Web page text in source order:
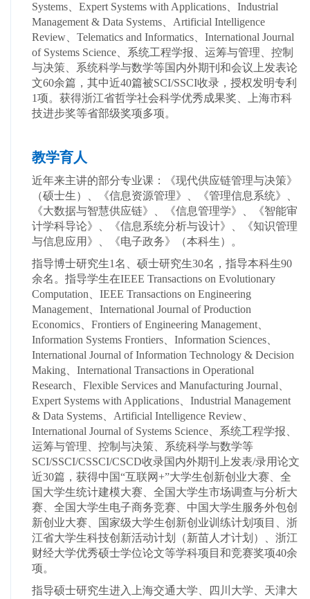
Systems、Expert Systems with Applications、Industrial
Management & Data Systems、Artificial Intelligence
Review、Telematics and Informatics、International Journal
of Systems Science、系统工程学报、运筹与管理、控制
与决策、系统科学与数学等国内外期刊和会议上发表论
文60余篇，其中近40篇被SCI/SSCI收录，授权发明专利
1项。获得浙江省哲学社会科学优秀成果奖、上海市科
技进步奖等省部级奖项多项。
教学育人
近年来主讲的部分专业课：《现代供应链管理与决策》
（硕士生）、《信息资源管理》、《管理信息系统》、
《大数据与智慧供应链》、《信息管理学》、《智能审
计学科导论》、《信息系统分析与设计》、《知识管理
与信息应用》、《电子政务》（本科生）。
指导博士研究生1名、硕士研究生30名，指导本科生90
余名。指导学生在IEEE Transactions on Evolutionary
Computation、IEEE Transactions on Engineering
Management、International Journal of Production
Economics、Frontiers of Engineering Management、
Information Systems Frontiers、Information Sciences、
International Journal of Information Technology & Decision
Making、 International Transactions in Operational
Research、 Flexible Services and Manufacturing Journal、
Expert Systems with Applications、Industrial Management
& Data Systems、Artificial Intelligence Review、
International Journal of Systems Science、系统工程学报、
运筹与管理、控制与决策、系统科学与数学等
SCI/SSCI/CSSCI/CSCD收录国内外期刊上发表/录用论文
近30篇，获得中国“互联网+”大学生创新创业大赛、全
国大学生统计建模大赛、全国大学生市场调查与分析大
赛、全国大学生电子商务竞赛、中国大学生服务外包创
新创业大赛、国家级大学生创新创业训练计划项目、浙
江省大学生科技创新活动计划（新苗人才计划）、浙江
财经大学优秀硕士学位论文等学科项目和竞赛奖项40余
项。
指导硕士研究生进入上海交通大学、四川大学、天津大